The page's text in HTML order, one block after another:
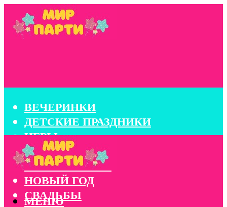
ВЕЧЕРИНКИ
ДЕТСКИЕ ПРАЗДНИКИ
ИГРЫ
КОНКУРСЫ
КОРПОРАТИВЫ
НОВЫЙ ГОД
СВАДЬБЫ
МЕНЮ